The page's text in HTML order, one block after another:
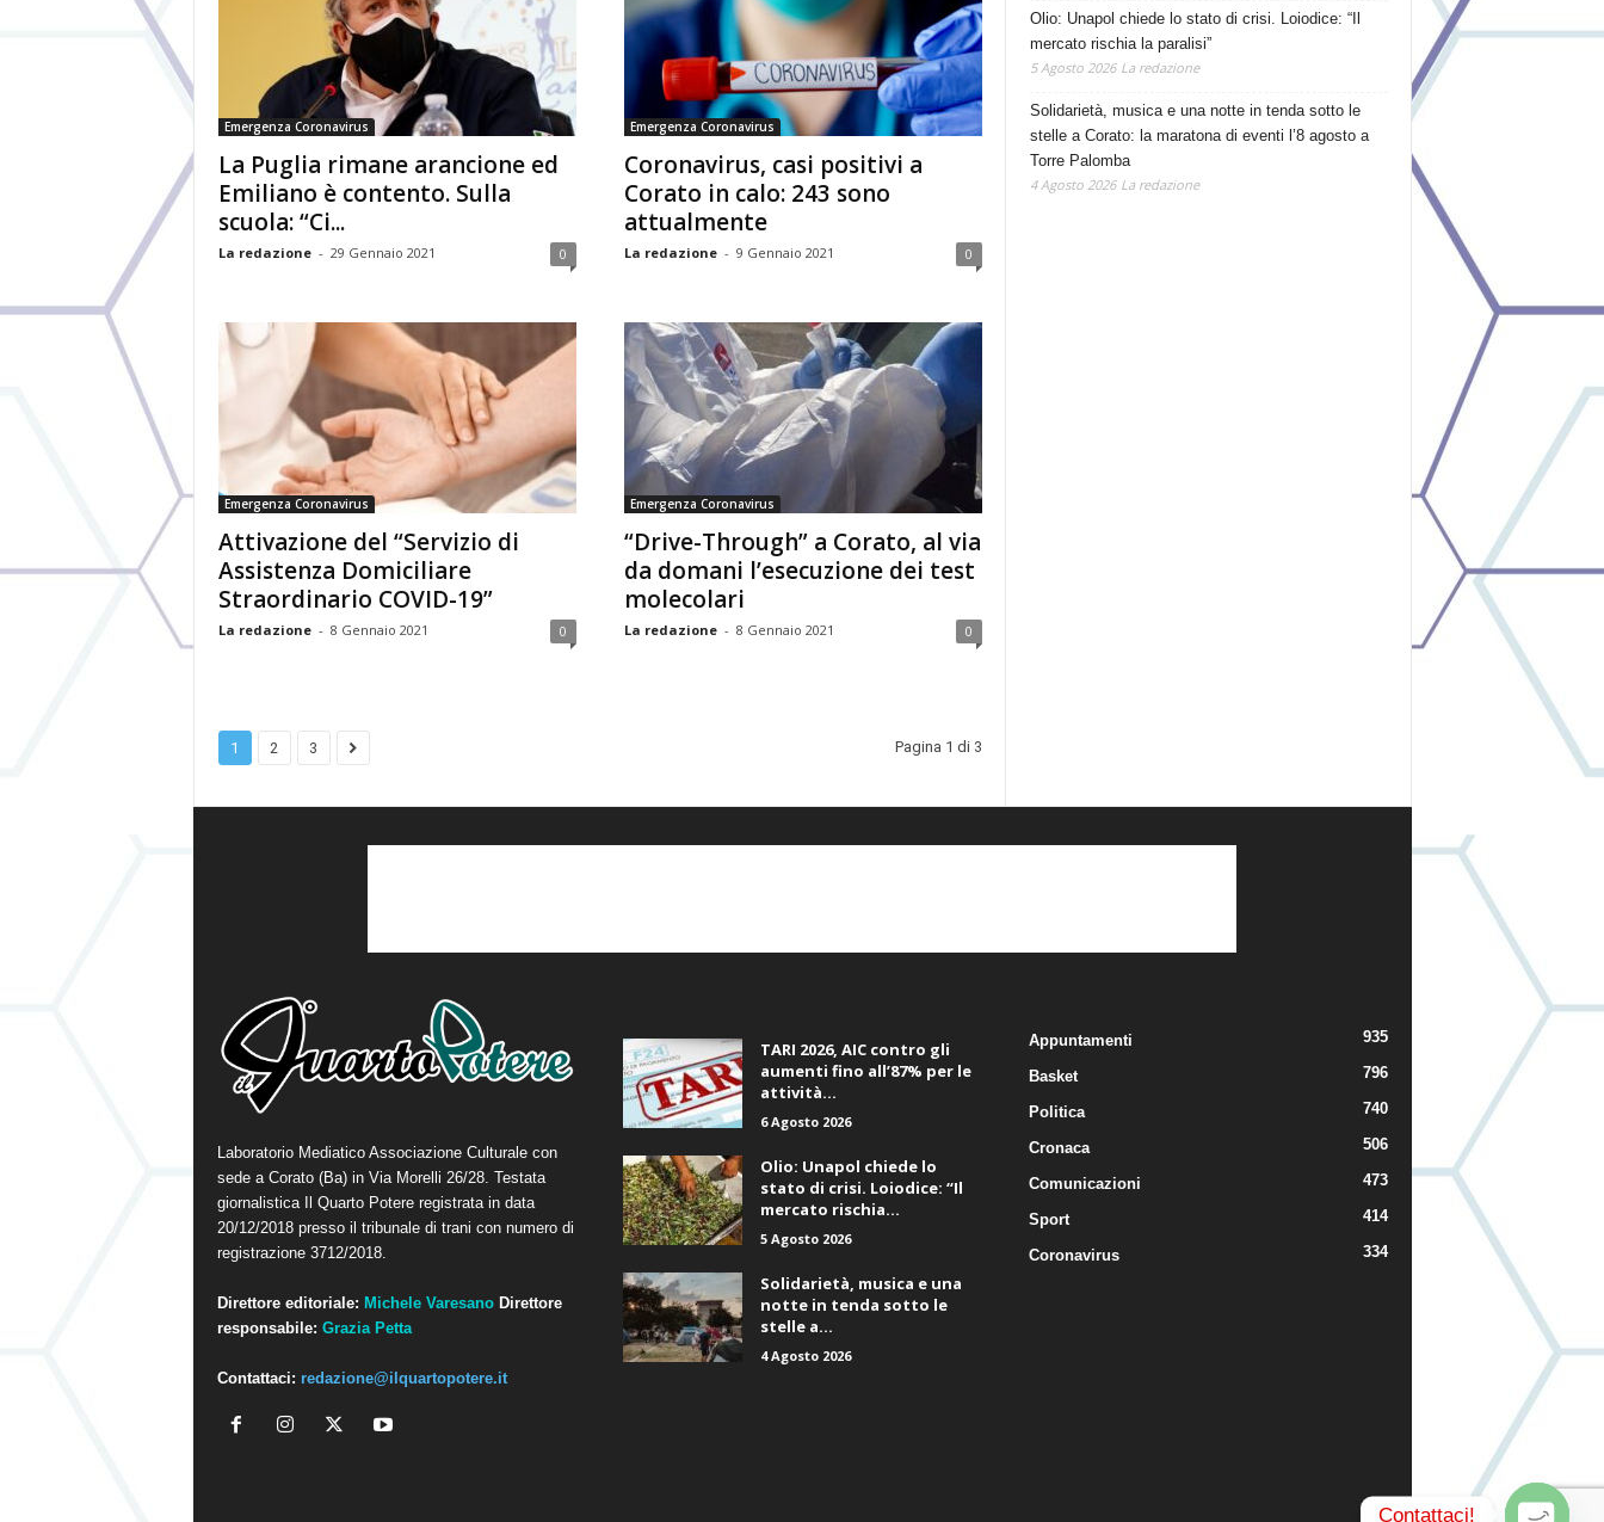
Emergenza Coronavirus
La Puglia rimane arancione ed
Emiliano è contento. Sulla
scuola: “Ci...
La redazione - 29 Gennaio 2021 0
Emergenza Coronavirus
Coronavirus, casi positivi a
Corato in calo: 243 sono
attualmente
La redazione - 9 Gennaio 2021 0
Emergenza Coronavirus
Attivazione del “Servizio di
Assistenza Domiciliare
Straordinario COVID-19”
La redazione - 8 Gennaio 2021 0
Emergenza Coronavirus
“Drive-Through” a Corato, al via
da domani l’esecuzione dei test
molecolari
La redazione - 8 Gennaio 2021 0
1 2 3 Pagina 1 di 3
Olio: Unapol chiede lo stato di crisi. Loiodice: “Il
mercato rischia la paralisi”
5 Agosto 2026 La redazione
Solidarietà, musica e una notte in tenda sotto le
stelle a Corato: la maratona di eventi l’8 agosto a
Torre Palomba
4 Agosto 2026 La redazione
Laboratorio Mediatico Associazione Culturale con
sede a Corato (Ba) in Via Morelli 26/28. Testata
giornalistica Il Quarto Potere registrata in data
20/12/2018 presso il tribunale di trani con numero di
registrazione 3712/2018.
Direttore editoriale: Michele Varesano Direttore
responsabile: Grazia Petta
Contattaci: redazione@ilquartopotere.it
TARI 2026, AIC contro gli
aumenti fino all’87% per le
attività...
6 Agosto 2026
Olio: Unapol chiede lo
stato di crisi. Loiodice: “Il
mercato rischia...
5 Agosto 2026
Solidarietà, musica e una
notte in tenda sotto le
stelle a...
4 Agosto 2026
Appuntamenti 935
Basket 796
Politica 740
Cronaca 506
Comunicazioni 473
Sport 414
Coronavirus 334
Contattaci!